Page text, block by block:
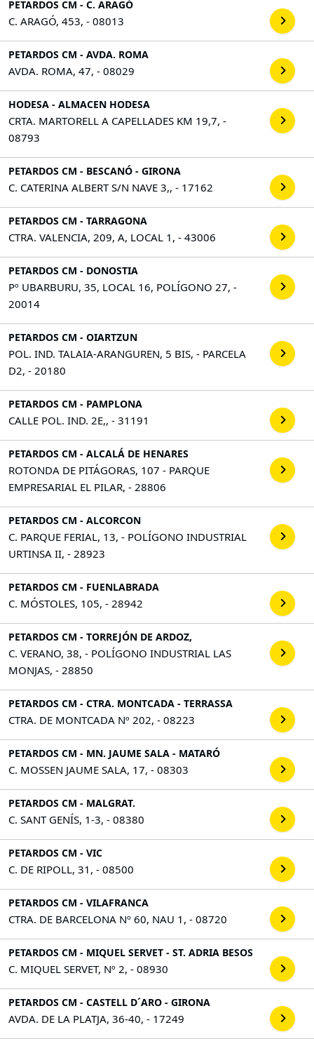
PETARDOS CM - C. ARAGÓ
C. ARAGÓ, 453, - 08013
PETARDOS CM - AVDA. ROMA
AVDA. ROMA, 47, - 08029
HODESA - ALMACEN HODESA
CRTA. MARTORELL A CAPELLADES KM 19,7, -
08793
PETARDOS CM - BESCANÓ - GIRONA
C. CATERINA ALBERT S/N NAVE 3,, - 17162
PETARDOS CM - TARRAGONA
CTRA. VALENCIA, 209, A, LOCAL 1, - 43006
PETARDOS CM - DONOSTIA
Pº UBARBURU, 35, LOCAL 16, POLÍGONO 27, -
20014
PETARDOS CM - OIARTZUN
POL. IND. TALAIA-ARANGUREN, 5 BIS, - PARCELA
D2, - 20180
PETARDOS CM - PAMPLONA
CALLE POL. IND. 2E,, - 31191
PETARDOS CM - ALCALÁ DE HENARES
ROTONDA DE PITÁGORAS, 107 - PARQUE
EMPRESARIAL EL PILAR, - 28806
PETARDOS CM - ALCORCON
C. PARQUE FERIAL, 13, - POLÍGONO INDUSTRIAL
URTINSA II, - 28923
PETARDOS CM - FUENLABRADA
C. MÓSTOLES, 105, - 28942
PETARDOS CM - TORREJÓN DE ARDOZ,
C. VERANO, 38, - POLÍGONO INDUSTRIAL LAS
MONJAS, - 28850
PETARDOS CM - CTRA. MONTCADA - TERRASSA
CTRA. DE MONTCADA Nº 202, - 08223
PETARDOS CM - MN. JAUME SALA - MATARÓ
C. MOSSEN JAUME SALA, 17, - 08303
PETARDOS CM - MALGRAT.
C. SANT GENÍS, 1-3, - 08380
PETARDOS CM - VIC
C. DE RIPOLL, 31, - 08500
PETARDOS CM - VILAFRANCA
CTRA. DE BARCELONA Nº 60, NAU 1, - 08720
PETARDOS CM - MIQUEL SERVET - ST. ADRIA BESOS
C. MIQUEL SERVET, Nº 2, - 08930
PETARDOS CM - CASTELL D´ARO - GIRONA
AVDA. DE LA PLATJA, 36-40, - 17249